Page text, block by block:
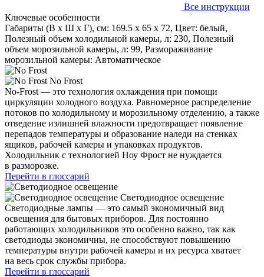
Все инструкции
Ключевые особенности
Габариты (В х Ш х Г), см: 169.5 х 65 х 72, Цвет: белый,
Полезный объем холодильной камеры, л: 230, Полезный
объем морозильной камеры, л: 99, Размораживание
морозильной камеры: Автоматическое
No Frost
No-Frost — это технология охлаждения при помощи
циркуляции холодного воздуха. Равномерное распределение
потоков по холодильному и морозильному отделению, а также
отведение излишней влажности предотвращает появление
перепадов температуры и образование наледи на стенках
ящиков, рабочей камеры и упаковках продуктов.
Холодильник с технологией Ноу Фрост не нуждается
в разморозке.
Перейти в глоссарий
Светодиодное освещение
Светодиодные лампы — это самый экономичный вид
освещения для бытовых приборов. Для постоянно
работающих холодильников это особенно важно, так как
светодиоды экономичны, не способствуют повышению
температуры внутри рабочей камеры и их ресурса хватает
на весь срок службы прибора.
Перейти в глоссарий